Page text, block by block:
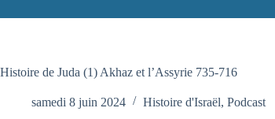
Histoire de Juda (1) Akhaz et l’Assyrie 735-716
samedi 8 juin 2024 Histoire d'Israël, Podcast